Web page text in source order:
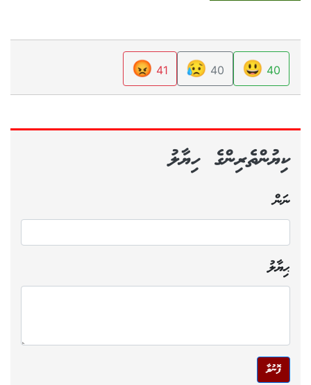
40
😃
40
😥
41
😡
ކިޔުންތެރިންގެ ހިޔާލު
ނަން
ޙިޔާލު
ފޮނުވާ